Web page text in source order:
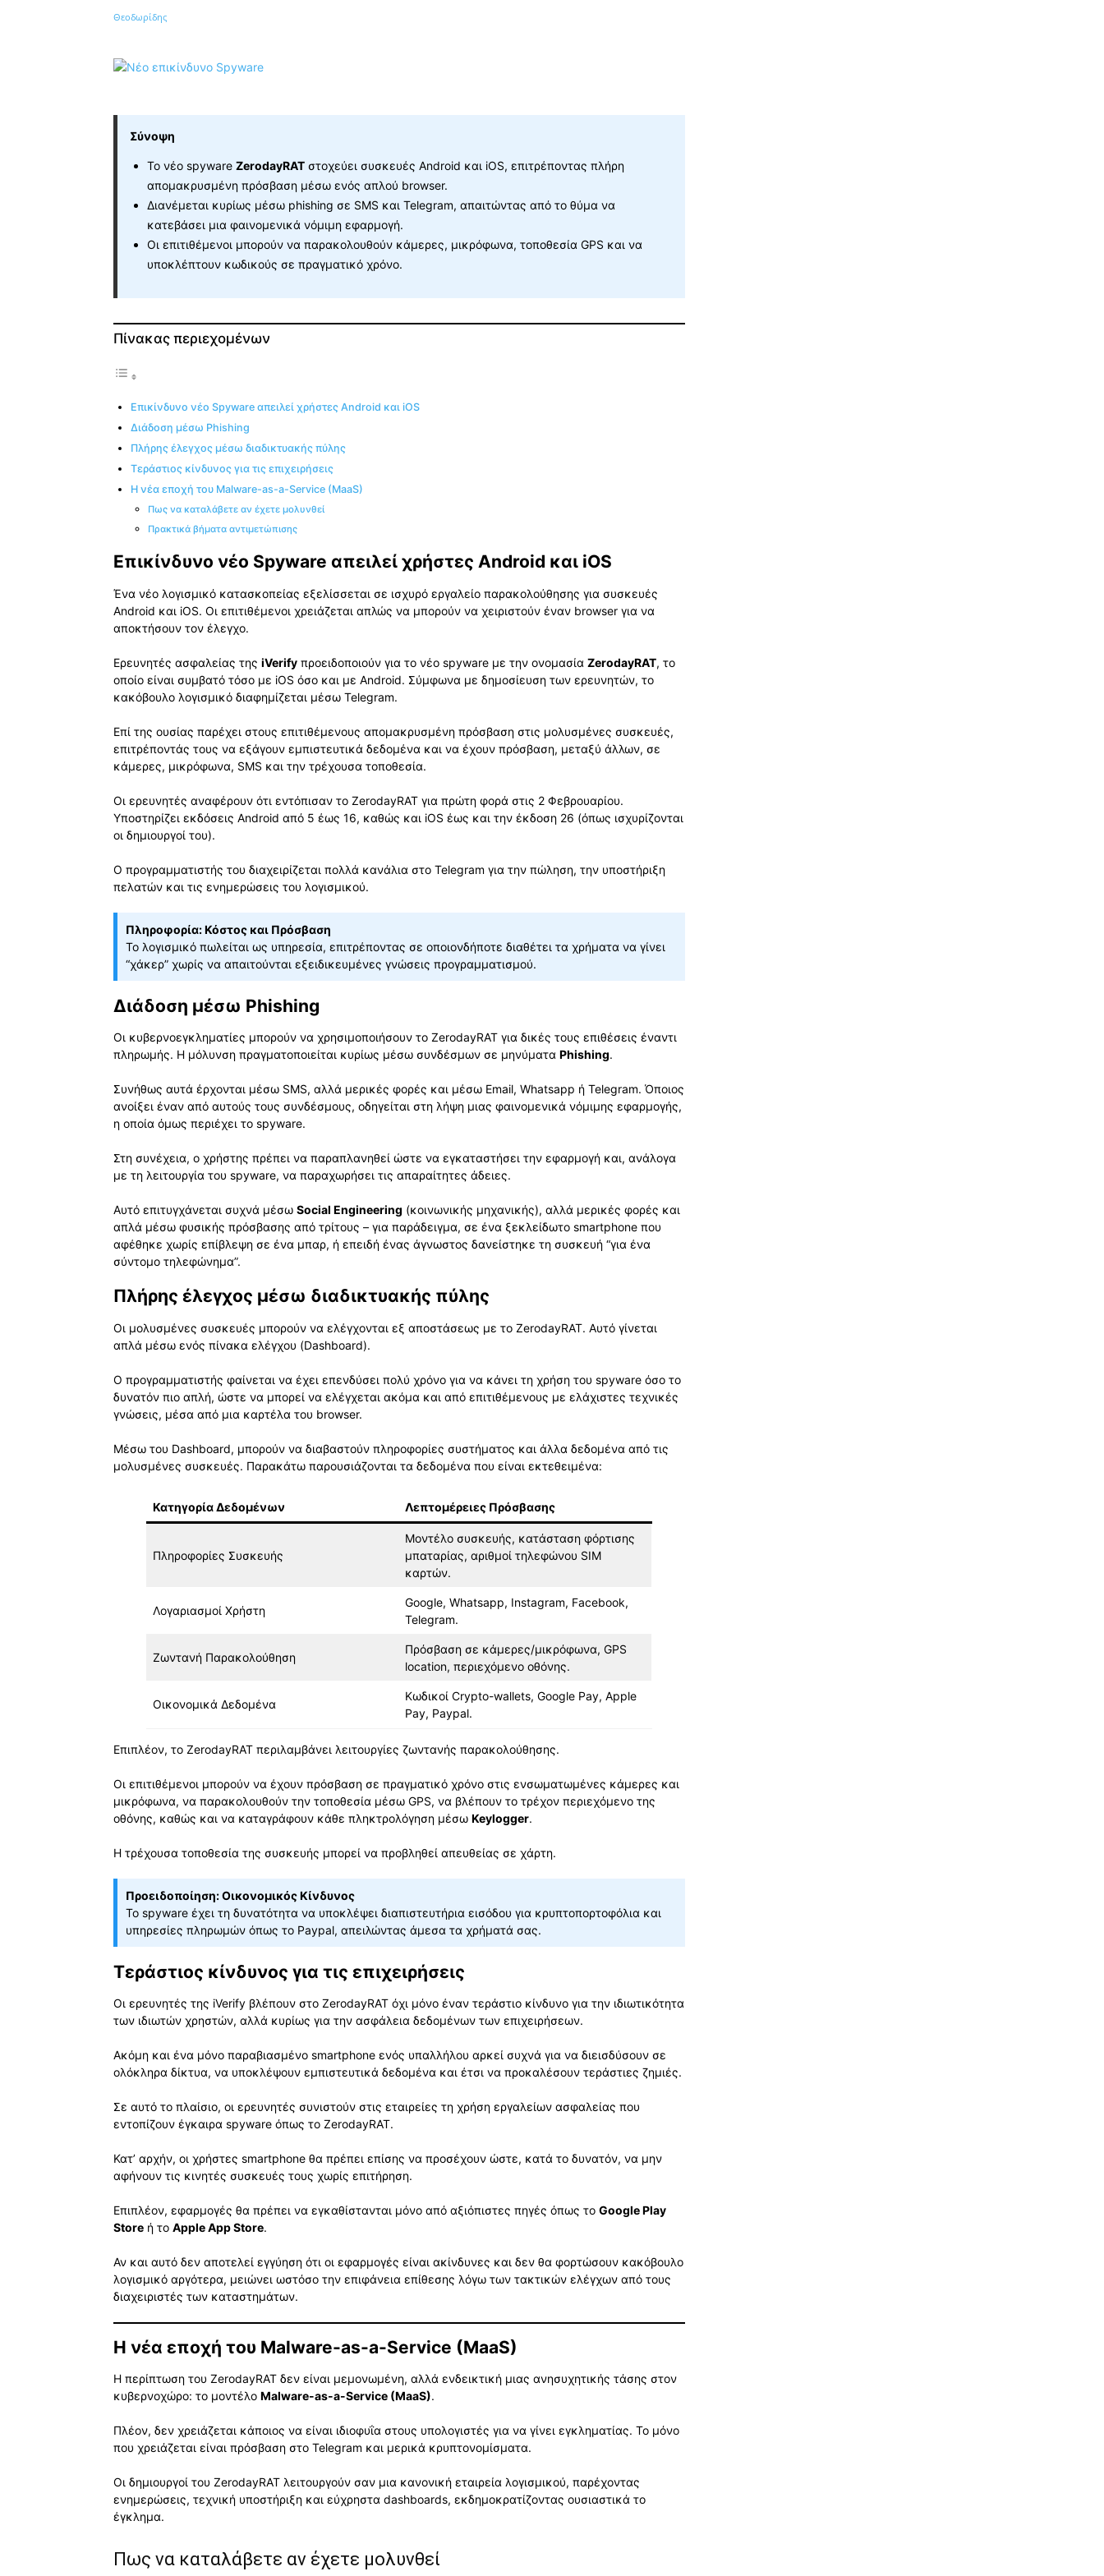
Κοινοποίηση
Σύνοψη
Το νέο spyware ZerodayRAT στοχεύει συσκευές Android και iOS, επιτρέποντας πλήρη
απομακρυσμένη πρόσβαση μέσω ενός απλού browser.
Διανέμεται κυρίως μέσω phishing σε SMS και Telegram, απαιτώντας από το θύμα να
κατεβάσει μια φαινομενικά νόμιμη εφαρμογή.
Οι επιτιθέμενοι μπορούν να παρακολουθούν κάμερες, μικρόφωνα, τοποθεσία GPS και να
υποκλέπτουν κωδικούς σε πραγματικό χρόνο.
Πίνακας περιεχομένων
Επικίνδυνο νέο Spyware απειλεί χρήστες Android και iOS
Διάδοση μέσω Phishing
Πλήρης έλεγχος μέσω διαδικτυακής πύλης
Τεράστιος κίνδυνος για τις επιχειρήσεις
Η νέα εποχή του Malware-as-a-Service (MaaS)
Πως να καταλάβετε αν έχετε μολυνθεί
Πρακτικά βήματα αντιμετώπισης
Επικίνδυνο νέο Spyware απειλεί χρήστες Android και iOS
Ένα νέο λογισμικό κατασκοπείας εξελίσσεται σε ισχυρό εργαλείο παρακολούθησης για συσκευές
Android και iOS. Οι επιτιθέμενοι χρειάζεται απλώς να μπορούν να χειριστούν έναν browser για να
αποκτήσουν τον έλεγχο.
Ερευνητές ασφαλείας της iVerify προειδοποιούν για το νέο spyware με την ονομασία ZerodayRAT, το
οποίο είναι συμβατό τόσο με iOS όσο και με Android. Σύμφωνα με δημοσίευση των ερευνητών, το
κακόβουλο λογισμικό διαφημίζεται μέσω Telegram.
Επί της ουσίας παρέχει στους επιτιθέμενους απομακρυσμένη πρόσβαση στις μολυσμένες συσκευές,
επιτρέποντάς τους να εξάγουν εμπιστευτικά δεδομένα και να έχουν πρόσβαση, μεταξύ άλλων, σε
κάμερες, μικρόφωνα, SMS και την τρέχουσα τοποθεσία.
Οι ερευνητές αναφέρουν ότι εντόπισαν το ZerodayRAT για πρώτη φορά στις 2 Φεβρουαρίου.
Υποστηρίζει εκδόσεις Android από 5 έως 16, καθώς και iOS έως και την έκδοση 26 (όπως ισχυρίζονται
οι δημιουργοί του).
Ο προγραμματιστής του διαχειρίζεται πολλά κανάλια στο Telegram για την πώληση, την υποστήριξη
πελατών και τις ενημερώσεις του λογισμικού.
Πληροφορία: Κόστος και Πρόσβαση
Το λογισμικό πωλείται ως υπηρεσία, επιτρέποντας σε οποιονδήποτε διαθέτει τα χρήματα να γίνει
“χάκερ” χωρίς να απαιτούνται εξειδικευμένες γνώσεις προγραμματισμού.
Διάδοση μέσω Phishing
Οι κυβερνοεγκληματίες μπορούν να χρησιμοποιήσουν το ZerodayRAT για δικές τους επιθέσεις έναντι
πληρωμής. Η μόλυνση πραγματοποιείται κυρίως μέσω συνδέσμων σε μηνύματα Phishing.
Συνήθως αυτά έρχονται μέσω SMS, αλλά μερικές φορές και μέσω Email, Whatsapp ή Telegram. Όποιος
ανοίξει έναν από αυτούς τους συνδέσμους, οδηγείται στη λήψη μιας φαινομενικά νόμιμης εφαρμογής,
η οποία όμως περιέχει το spyware.
Στη συνέχεια, ο χρήστης πρέπει να παραπλανηθεί ώστε να εγκαταστήσει την εφαρμογή και, ανάλογα
με τη λειτουργία του spyware, να παραχωρήσει τις απαραίτητες άδειες.
Αυτό επιτυγχάνεται συχνά μέσω Social Engineering (κοινωνικής μηχανικής), αλλά μερικές φορές και
απλά μέσω φυσικής πρόσβασης από τρίτους – για παράδειγμα, σε ένα ξεκλείδωτο smartphone που
αφέθηκε χωρίς επίβλεψη σε ένα μπαρ, ή επειδή ένας άγνωστος δανείστηκε τη συσκευή “για ένα
σύντομο τηλεφώνημα”.
Πλήρης έλεγχος μέσω διαδικτυακής πύλης
Οι μολυσμένες συσκευές μπορούν να ελέγχονται εξ αποστάσεως με το ZerodayRAT. Αυτό γίνεται
απλά μέσω ενός πίνακα ελέγχου (Dashboard).
Ο προγραμματιστής φαίνεται να έχει επενδύσει πολύ χρόνο για να κάνει τη χρήση του spyware όσο το
δυνατόν πιο απλή, ώστε να μπορεί να ελέγχεται ακόμα και από επιτιθέμενους με ελάχιστες τεχνικές
γνώσεις, μέσα από μια καρτέλα του browser.
Μέσω του Dashboard, μπορούν να διαβαστούν πληροφορίες συστήματος και άλλα δεδομένα από τις
μολυσμένες συσκευές. Παρακάτω παρουσιάζονται τα δεδομένα που είναι εκτεθειμένα:
Κατηγορία Δεδομένων Λεπτομέρειες Πρόσβασης
Πληροφορίες Συσκευής
Μοντέλο συσκευής, κατάσταση φόρτισης
μπαταρίας, αριθμοί τηλεφώνου SIM
καρτών.
Λογαριασμοί Χρήστη
Google, Whatsapp, Instagram, Facebook,
Telegram.
Ζωντανή Παρακολούθηση
Πρόσβαση σε κάμερες/μικρόφωνα, GPS
location, περιεχόμενο οθόνης.
Οικονομικά Δεδομένα
Κωδικοί Crypto-wallets, Google Pay, Apple
Pay, Paypal.
Επιπλέον, το ZerodayRAT περιλαμβάνει λειτουργίες ζωντανής παρακολούθησης.
Οι επιτιθέμενοι μπορούν να έχουν πρόσβαση σε πραγματικό χρόνο στις ενσωματωμένες κάμερες και
μικρόφωνα, να παρακολουθούν την τοποθεσία μέσω GPS, να βλέπουν το τρέχον περιεχόμενο της
οθόνης, καθώς και να καταγράφουν κάθε πληκτρολόγηση μέσω Keylogger.
Η τρέχουσα τοποθεσία της συσκευής μπορεί να προβληθεί απευθείας σε χάρτη.
Προειδοποίηση: Οικονομικός Κίνδυνος
Το spyware έχει τη δυνατότητα να υποκλέψει διαπιστευτήρια εισόδου για κρυπτοπορτοφόλια και
υπηρεσίες πληρωμών όπως το Paypal, απειλώντας άμεσα τα χρήματά σας.
Τεράστιος κίνδυνος για τις επιχειρήσεις
Οι ερευνητές της iVerify βλέπουν στο ZerodayRAT όχι μόνο έναν τεράστιο κίνδυνο για την ιδιωτικότητα
των ιδιωτών χρηστών, αλλά κυρίως για την ασφάλεια δεδομένων των επιχειρήσεων.
Ακόμη και ένα μόνο παραβιασμένο smartphone ενός υπαλλήλου αρκεί συχνά για να διεισδύσουν σε
ολόκληρα δίκτυα, να υποκλέψουν εμπιστευτικά δεδομένα και έτσι να προκαλέσουν τεράστιες ζημιές.
Σε αυτό το πλαίσιο, οι ερευνητές συνιστούν στις εταιρείες τη χρήση εργαλείων ασφαλείας που
εντοπίζουν έγκαιρα spyware όπως το ZerodayRAT.
Κατ’ αρχήν, οι χρήστες smartphone θα πρέπει επίσης να προσέχουν ώστε, κατά το δυνατόν, να μην
αφήνουν τις κινητές συσκευές τους χωρίς επιτήρηση.
Επιπλέον, εφαρμογές θα πρέπει να εγκαθίστανται μόνο από αξιόπιστες πηγές όπως το Google Play
Store ή το Apple App Store.
Αν και αυτό δεν αποτελεί εγγύηση ότι οι εφαρμογές είναι ακίνδυνες και δεν θα φορτώσουν κακόβουλο
λογισμικό αργότερα, μειώνει ωστόσο την επιφάνεια επίθεσης λόγω των τακτικών ελέγχων από τους
διαχειριστές των καταστημάτων.
Η νέα εποχή του Malware-as-a-Service (MaaS)
Η περίπτωση του ZerodayRAT δεν είναι μεμονωμένη, αλλά ενδεικτική μιας ανησυχητικής τάσης στον
κυβερνοχώρο: το μοντέλο Malware-as-a-Service (MaaS).
Πλέον, δεν χρειάζεται κάποιος να είναι ιδιοφυΐα στους υπολογιστές για να γίνει εγκληματίας. Το μόνο
που χρειάζεται είναι πρόσβαση στο Telegram και μερικά κρυπτονομίσματα.
Οι δημιουργοί του ZerodayRAT λειτουργούν σαν μια κανονική εταιρεία λογισμικού, παρέχοντας
ενημερώσεις, τεχνική υποστήριξη και εύχρηστα dashboards, εκδημοκρατίζοντας ουσιαστικά το
έγκλημα.
Πως να καταλάβετε αν έχετε μολυνθεί